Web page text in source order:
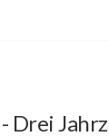
- Drei